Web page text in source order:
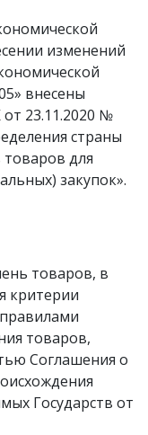
изменений
внесены
23.11.2020 №
страны
для
закупок».
товаров, в
критерии
товаров,
Соглашения о
Государств от